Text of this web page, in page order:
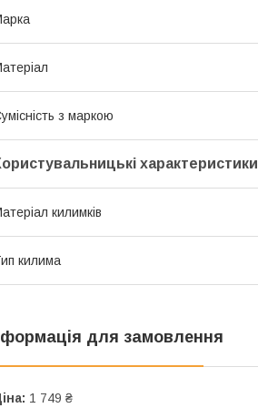
з маркою
характеристики
килимків
килима
для замовлення
1 749 ₴